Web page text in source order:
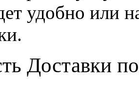
удобно или
Доставки